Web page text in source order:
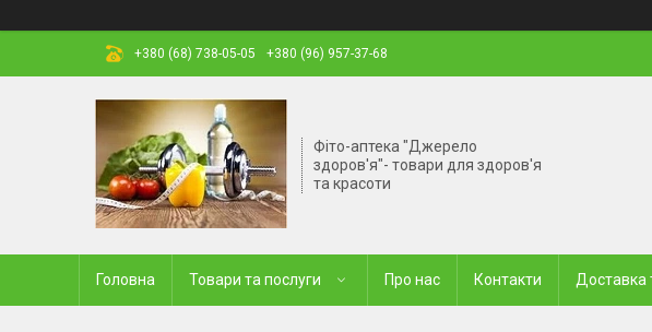
+380 (68) 738-05-05 +380 (96) 957-37-68
Фіто-аптека "Джерело
здоров'я"- товари для здоров'я
та красоти
Головна Товари та послуги Про нас Контакти Доставка